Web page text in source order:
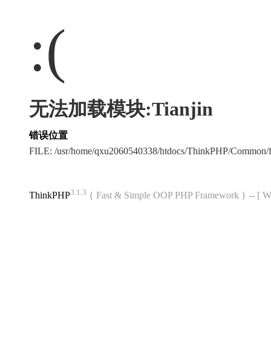
:(
无法加载模块:Tianjin
错误位置
FILE: /usr/home/qxu2060540338/htdocs/ThinkPHP/
ThinkPHP3.1.3 { Fast & Simple OOP PHP Framework } -- [